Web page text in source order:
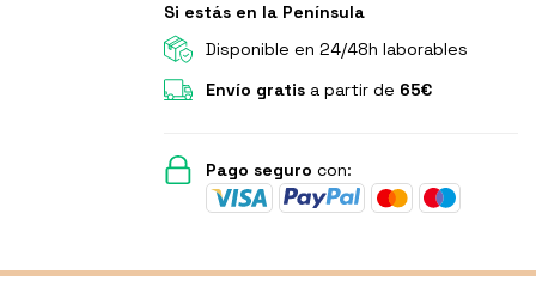
Si estás en la Península
Disponible en 24/48h laborables
Envío gratis a partir de 65€
Pago seguro con: